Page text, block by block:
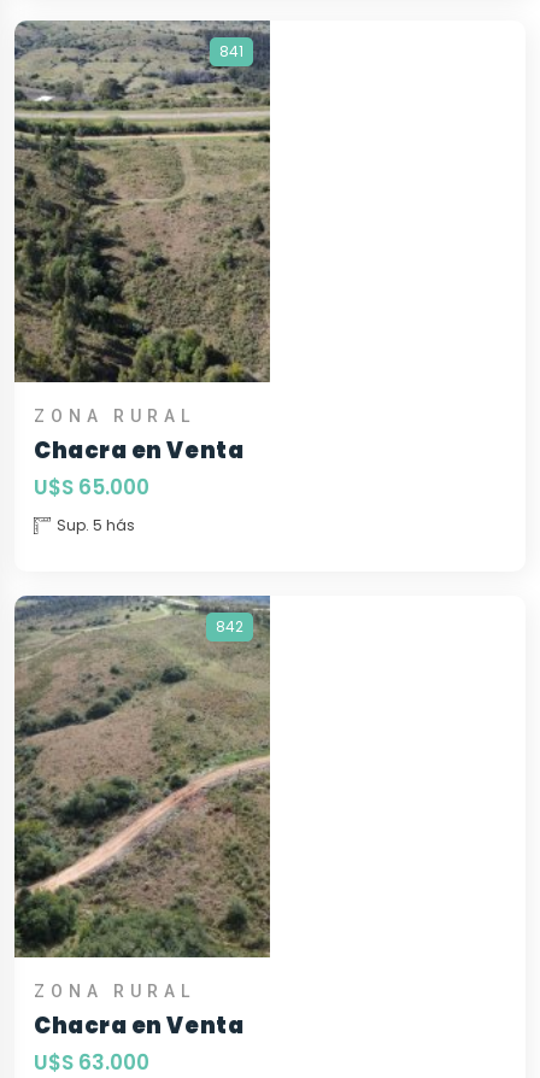
841
ZONA RURAL
Chacra en Venta
U$S 65.000
Sup. 5 hás
842
ZONA RURAL
Chacra en Venta
U$S 63.000